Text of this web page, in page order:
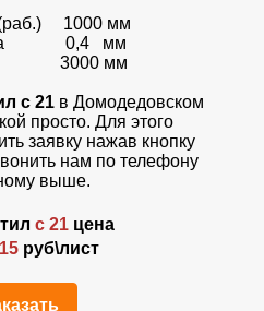
1000 мм
0,4 мм
3000 мм
с 21 в Домодедовском
просто. Для этого
заявку нажав кнопку
нам по телефону
выше.
с 21 цена
руб\лист